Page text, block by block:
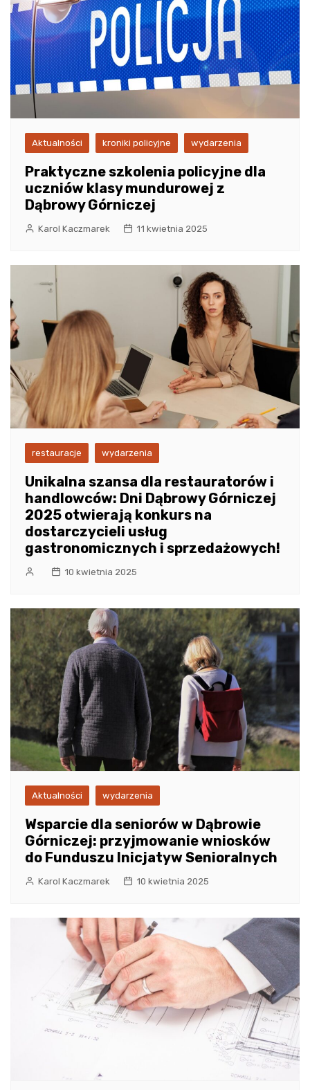
Aktualności kroniki policyjne wydarzenia
Praktyczne szkolenia policyjne dla
uczniów klasy mundurowej z
Dąbrowy Górniczej
Karol Kaczmarek 11 kwietnia 2025
restauracje wydarzenia
Unikalna szansa dla restauratorów i
handlowców: Dni Dąbrowy Górniczej
2025 otwierają konkurs na
dostarczycieli usług
gastronomicznych i sprzedażowych!
10 kwietnia 2025
Aktualności wydarzenia
Wsparcie dla seniorów w Dąbrowie
Górniczej: przyjmowanie wniosków
do Funduszu Inicjatyw Senioralnych
Karol Kaczmarek 10 kwietnia 2025